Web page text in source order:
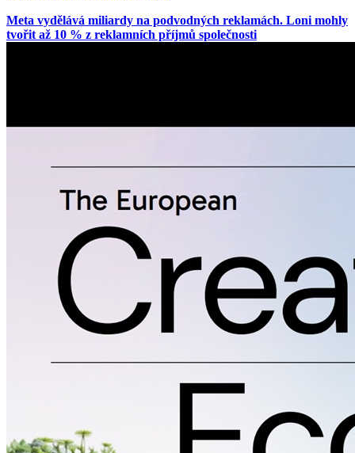
Meta vydělává miliardy na podvodných reklamách. Loni mohly
tvořit až 10 % z reklamních příjmů společnosti